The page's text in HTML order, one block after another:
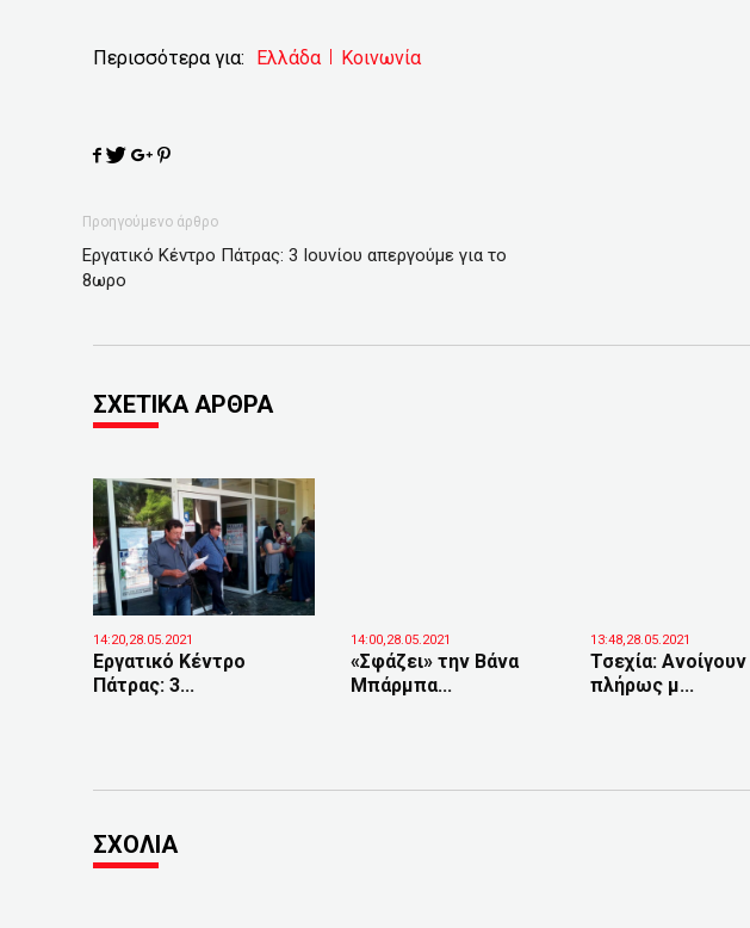
Περισσότερα για: Ελλάδα Κοινωνία
Προηγούμενο άρθρο
Εργατικό Κέντρο Πάτρας: 3 Ιουνίου απεργούμε για το
8ωρο
ΣΧΕΤΙΚΑ ΑΡΘΡΑ
14:20,28.05.2021
Εργατικό Κέντρο
Πάτρας: 3...
14:00,28.05.2021
«Σφάζει» την Βάνα
Μπάρμπα...
13:48,28.05.2021
Τσεχία: Ανοίγουν
πλήρως μ...
ΣΧΟΛΙΑ